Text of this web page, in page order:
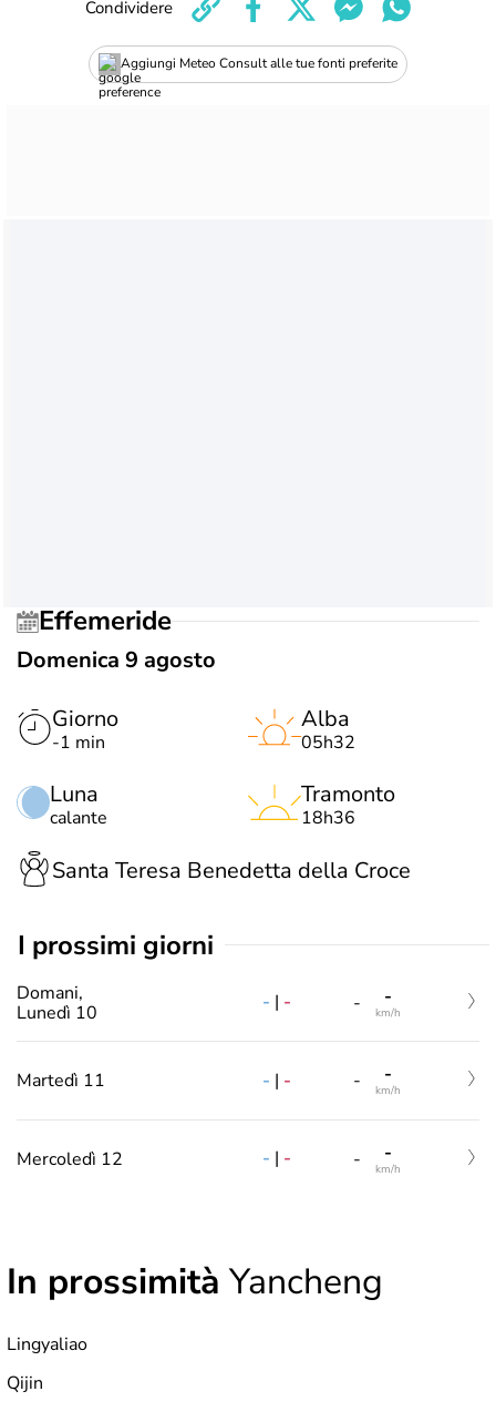
Aggiungi Meteo Consult alle tue fonti preferite
Condividere
Effemeride
Domenica 9 agosto
Giorno
-1 min
Luna
calante
Alba
05h32
Tramonto
18h36
Santa Teresa Benedetta della Croce
i prossimi giorni
Domani,
Lunedì 10
- | - - -
km/h
Martedì 11 - | - - -
km/h
Mercoledì 12 - | - - -
km/h
In prossimità Yancheng
Lingyaliao
Qijin